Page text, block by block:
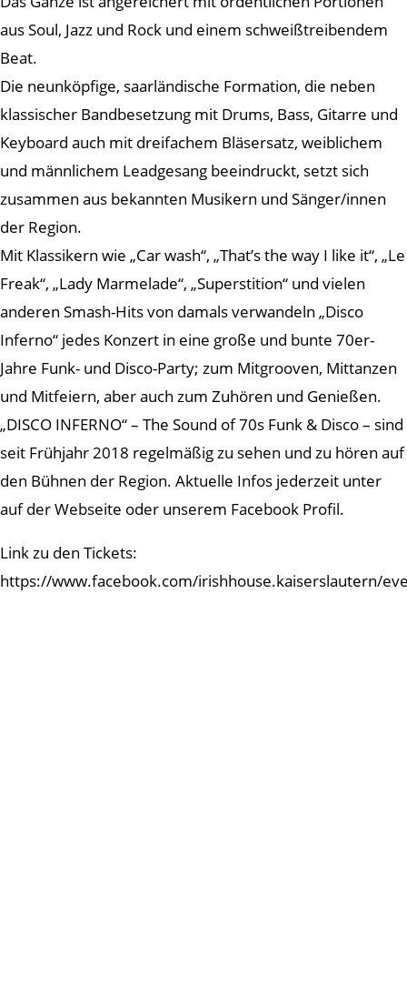
aus Soul, Jazz und Rock und einem schweißtreibendem
Beat.
Die neunköpfige, saarländische Formation, die neben
klassischer Bandbesetzung mit Drums, Bass, Gitarre und
Keyboard auch mit dreifachem Bläsersatz, weiblichem
und männlichem Leadgesang beeindruckt, setzt sich
zusammen aus bekannten Musikern und Sänger/innen
der Region.
Mit Klassikern wie „Car wash“, „That’s the way I like it“, „Le
Freak“, „Lady Marmelade“, „Superstition“ und vielen
anderen Smash-Hits von damals verwandeln „Disco
Inferno“ jedes Konzert in eine große und bunte 70er-
Jahre Funk- und Disco-Party; zum Mitgrooven, Mittanzen
und Mitfeiern, aber auch zum Zuhören und Genießen.
„DISCO INFERNO“ – The Sound of 70s Funk & Disco – sind
seit Frühjahr 2018 regelmäßig zu sehen und zu hören auf
den Bühnen der Region. Aktuelle Infos jederzeit unter
auf der Webseite oder unserem Facebook Profil.
Link zu den Tickets:
https://www.facebook.com/irishhouse.kaiserslautern/